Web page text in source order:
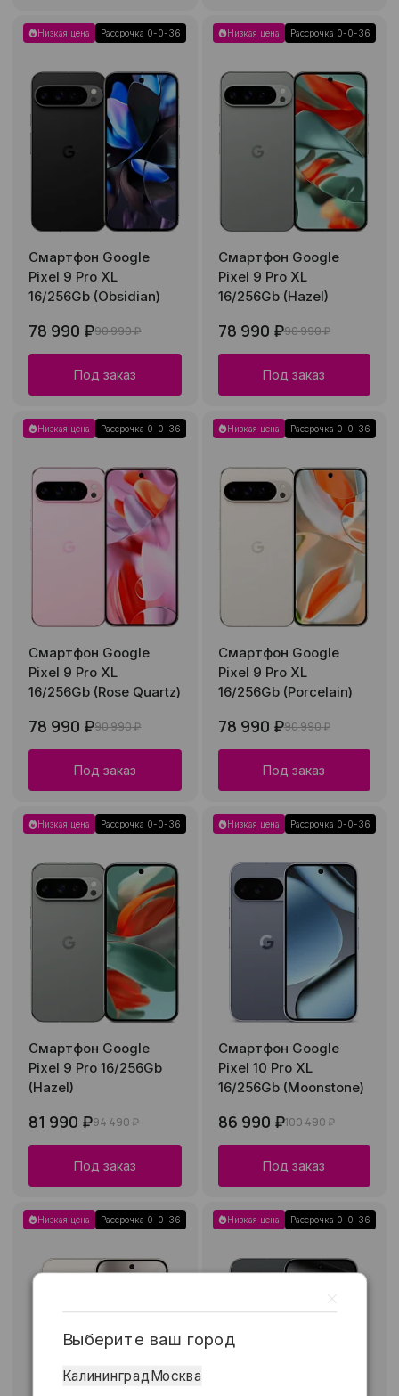
Низкая цена Рассрочка 0-0-36
Смартфон Google
Pixel 9 Pro XL
16/256Gb (Obsidian)
78 990 ₽90 990 ₽
Под заказ
Низкая цена Рассрочка 0-0-36
Смартфон Google
Pixel 9 Pro XL
16/256Gb (Hazel)
78 990 ₽90 990 ₽
Под заказ
Низкая цена Рассрочка 0-0-36
Смартфон Google
Pixel 9 Pro XL
16/256Gb (Rose Quartz)
78 990 ₽90 990 ₽
Под заказ
Низкая цена Рассрочка 0-0-36
Смартфон Google
Pixel 9 Pro XL
16/256Gb (Porcelain)
78 990 ₽90 990 ₽
Под заказ
Низкая цена Рассрочка 0-0-36
Смартфон Google
Pixel 9 Pro 16/256Gb
(Hazel)
81 990 ₽94 490 ₽
Под заказ
Низкая цена Рассрочка 0-0-36
Смартфон Google
Pixel 10 Pro XL
16/256Gb (Moonstone)
86 990 ₽100 490 ₽
Под заказ
Низкая цена Рассрочка 0-0-36 Низкая цена Рассрочка 0-0-36
Выберите ваш город
КалининградМосква